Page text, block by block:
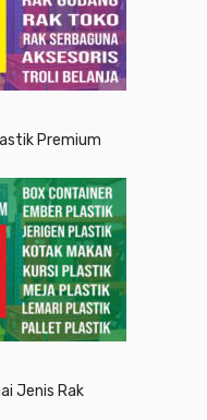
Premium
Jenis Rak